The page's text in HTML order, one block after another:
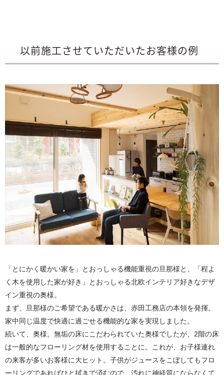
以前施工させていただいたお客様の例
「とにかく暖かい家を」とおっしゃる機能重視の旦那様と、「程よ
く木を使用した家が好き」とおっしゃる北欧インテリア好きなデザ
イン重視の奥様。
まず、旦那様のご希望である暖かさは、赤田工務店の本領を発揮。
家中同じ温度で快適に過ごせる機能的な家を実現しました。
続いて、奥様。無垢の床にこだわられていた奥様でしたが、2階の床
は一般的なフローリング材を使用することに。これが、お子様連れ
の来客が多いお客様に大ヒット。子供がジュースをこぼしてもフロ
ーリングであればひと拭きで済むので、汚れに神経質にならなくて